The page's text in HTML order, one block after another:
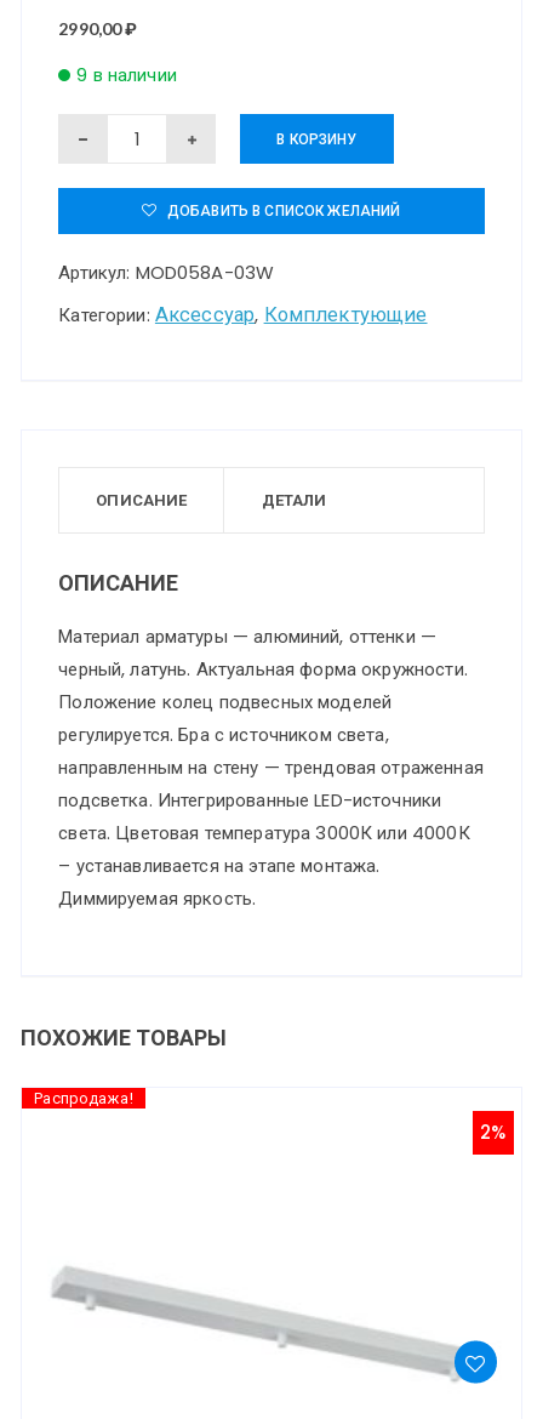
2990,00₽
9 в наличии
Количество
Аксессуар
Maytoni
MOD058A-
03W
В КОРЗИНУ
ДОБАВИТЬ В СПИСОК ЖЕЛАНИЙ
Артикул: MOD058A-03W
Категории: Аксессуар, Комплектующие
ОПИСАНИЕ ДЕТАЛИ
ОПИСАНИЕ
Материал арматуры — алюминий, оттенки —
черный, латунь. Актуальная форма окружности.
Положение колец подвесных моделей
регулируется. Бра с источником света,
направленным на стену — трендовая отраженная
подсветка. Интегрированные LED-источники
света. Цветовая температура 3000К или 4000К
– устанавливается на этапе монтажа.
Диммируемая яркость.
ПОХОЖИЕ ТОВАРЫ
Распродажа!
2%